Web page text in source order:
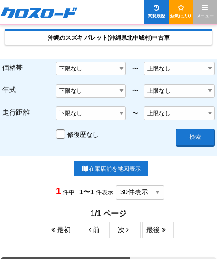
メニュー
お気に入り
閲覧履歴
沖縄のスズキ パレット(沖縄県北中城村)中古車
価格帯 〜
年式 〜
走行距離 〜
修復歴なし 検索
在庫店舗を地図表示
1 件中 1〜1 件表示
1/1 ページ
最初 前 次 最後